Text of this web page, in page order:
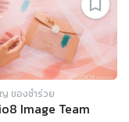
ของชำร่วย
Image Team